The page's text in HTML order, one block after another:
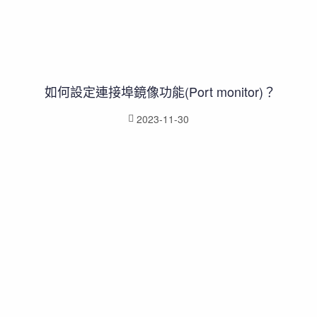
如何設定連接埠鏡像功能(Port monitor)？
2023-11-30